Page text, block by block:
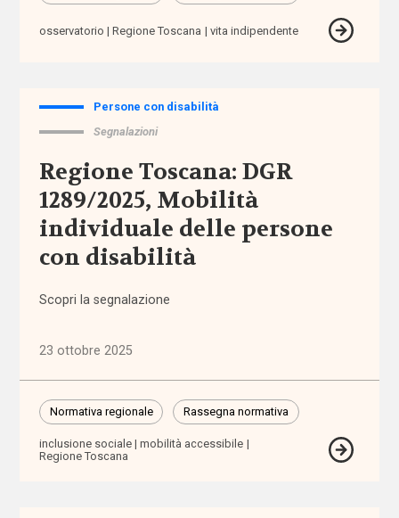
Anpal
aree
aspettativa
di vita
Assegno
Assegno
Unico
Universale
osservatorio Regione Toscana vita indipendente
Persone con disabilità
Segnalazioni
Regione Toscana: DGR
1289/2025, Mobilità
individuale delle persone
con disabilità
Scopri la segnalazione
23 ottobre 2025
Normativa regionale Rassegna normativa
inclusione sociale
mobilità accessibile
Regione Toscana